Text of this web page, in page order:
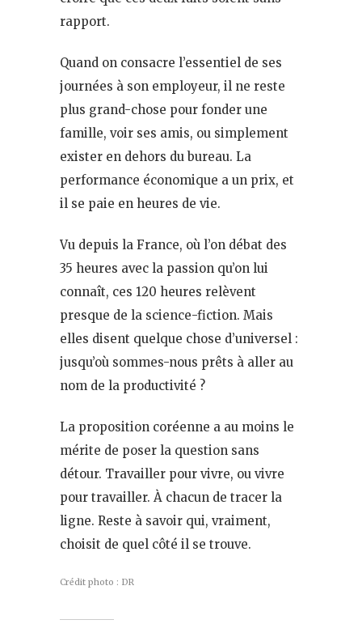
rapport.
Quand on consacre l’essentiel de ses
journées à son employeur, il ne reste
plus grand-chose pour fonder une
famille, voir ses amis, ou simplement
exister en dehors du bureau. La
performance économique a un prix, et
il se paie en heures de vie.
Vu depuis la France, où l’on débat des
35 heures avec la passion qu’on lui
connaît, ces 120 heures relèvent
presque de la science-fiction. Mais
elles disent quelque chose d’universel :
jusqu’où sommes-nous prêts à aller au
nom de la productivité ?
La proposition coréenne a au moins le
mérite de poser la question sans
détour. Travailler pour vivre, ou vivre
pour travailler. À chacun de tracer la
ligne. Reste à savoir qui, vraiment,
choisit de quel côté il se trouve.
Crédit photo : DR